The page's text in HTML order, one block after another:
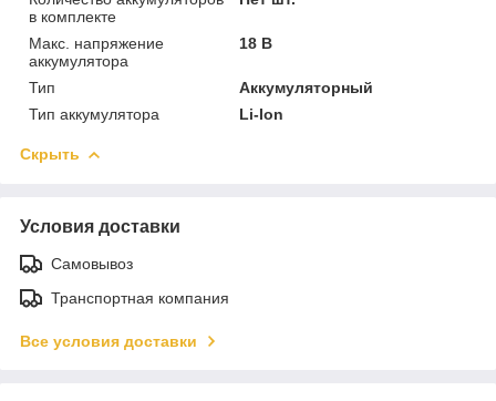
в комплекте
Макс. напряжение
аккумулятора
18 В
Тип
Аккумуляторный
Тип аккумулятора
Li-Ion
Скрыть
Условия доставки
Самовывоз
Транспортная компания
Все условия доставки